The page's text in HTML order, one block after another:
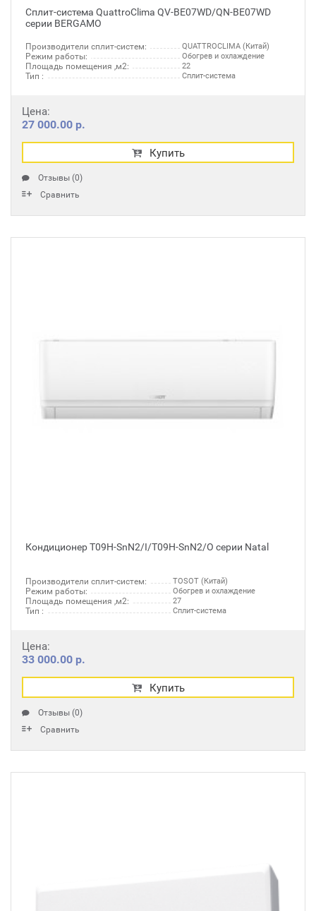
Сплит-система QuattroClima QV-BE07WD/QN-BE07WD
серии BERGAMO
Производители сплит-систем: QUATTROCLIMA (Китай)
Режим работы: Обогрев и охлаждение
Площадь помещения ,м2: 22
Тип : Сплит-система
Цена:
27 000.00 р.
Купить
Отзывы (0)
Сравнить
Кондиционер T09H-SnN2/I/T09H-SnN2/O серии Natal
Производители сплит-систем: TOSOT (Китай)
Режим работы: Обогрев и охлаждение
Площадь помещения ,м2: 27
Тип : Сплит-система
Цена:
33 000.00 р.
Купить
Отзывы (0)
Сравнить